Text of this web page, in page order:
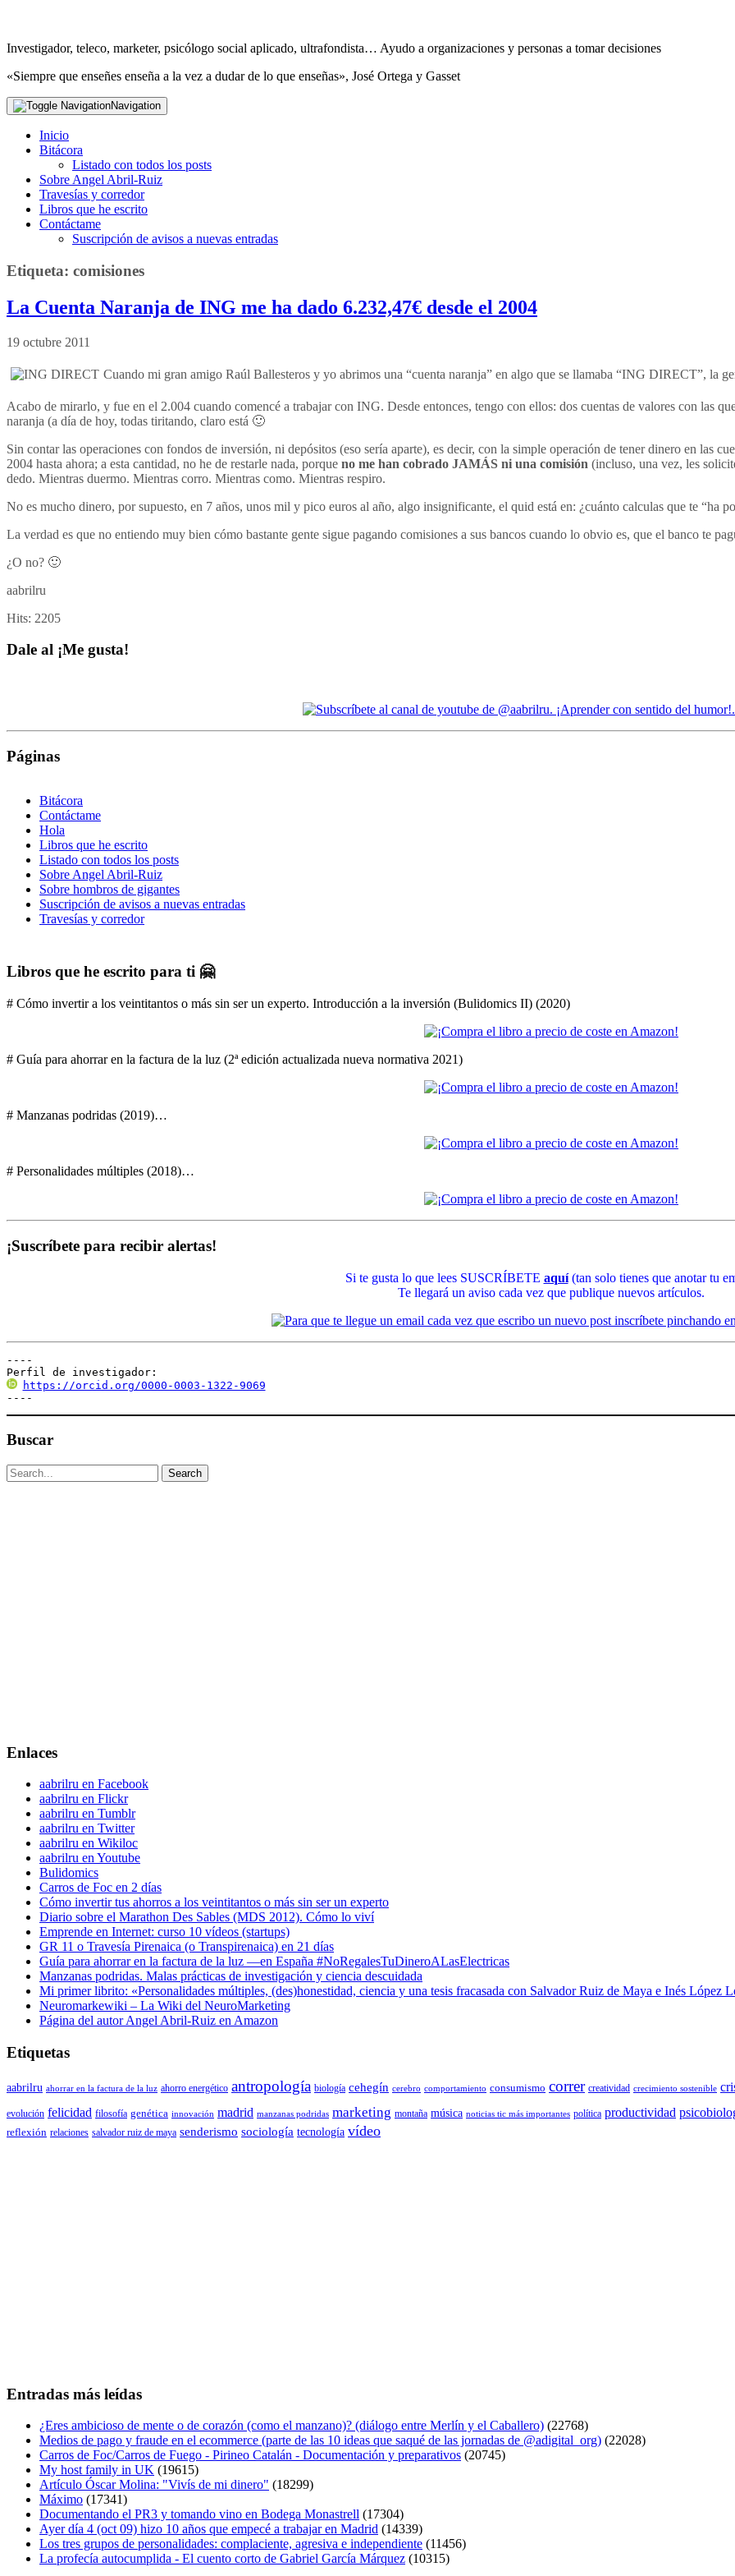
Investigador, teleco, marketer, psicólogo social aplicado, ultrafondista… Ayudo a organizaciones y personas a tomar decisiones
«Siempre que enseñes enseña a la vez a dudar de lo que enseñas», José Ortega y Gasset
Navigation
Inicio
Bitácora
Listado con todos los posts
Sobre Angel Abril-Ruiz
Travesías y corredor
Libros que he escrito
Contáctame
Suscripción de avisos a nuevas entradas
Etiqueta: comisiones
La Cuenta Naranja de ING me ha dado 6.232,47€ desde el 2004
19 octubre 2011
Cuando mi gran amigo Raúl Ballesteros y yo abrimos una “cuenta naranja” en algo que se llamaba “ING DIRECT”, la
Acabo de mirarlo, y fue en el 2.004 cuando comencé a trabajar con ING. Desde entonces, tengo con ellos: dos cuentas de valores con las
naranja (a día de hoy, todas tiritando, claro está 🙂
Sin contar las operaciones con fondos de inversión, ni depósitos (eso sería aparte), es decir, con la simple operación de tener dinero en las
2004 hasta ahora; a esta cantidad, no he de restarle nada, porque no me han cobrado JAMÁS ni una comisión (incluso, una vez, les
dedo. Mientras duermo. Mientras corro. Mientras como. Mientras respiro.
No es mucho dinero, por supuesto, en 7 años, unos mil y pico euros al año, algo insignificante, el quid está en: ¿cuánto calculas que te “ha
La verdad es que no entiendo muy bien cómo bastante gente sigue pagando comisiones a sus bancos cuando lo obvio es, que el banco te
¿O no? 🙂
aabrilru
Hits: 2205
Dale al ¡Me gusta!
Páginas
Bitácora
Contáctame
Hola
Libros que he escrito
Listado con todos los posts
Sobre Angel Abril-Ruiz
Sobre hombros de gigantes
Suscripción de avisos a nuevas entradas
Travesías y corredor
Libros que he escrito para ti 🤗
# Cómo invertir a los veintitantos o más sin ser un experto. Introducción a la inversión (Bulidomics II) (2020)
# Guía para ahorrar en la factura de la luz (2ª edición actualizada nueva normativa 2021)
# Manzanas podridas (2019)…
# Personalidades múltiples (2018)…
¡Suscríbete para recibir alertas!
Si te gusta lo que lees SUSCRÍBETE aquí(tan solo tienes que anotar tu
Te llegará un aviso cada vez que publique nuevos artículos.
----
Perfil de investigador:
https://orcid.org/0000-0003-1322-9069
----
Buscar
Enlaces
aabrilru en Facebook
aabrilru en Flickr
aabrilru en Tumblr
aabrilru en Twitter
aabrilru en Wikiloc
aabrilru en Youtube
Bulidomics
Carros de Foc en 2 días
Cómo invertir tus ahorros a los veintitantos o más sin ser un experto
Diario sobre el Marathon Des Sables (MDS 2012). Cómo lo viví
Emprende en Internet: curso 10 vídeos (startups)
GR 11 o Travesía Pirenaica (o Transpirenaica) en 21 días
Guía para ahorrar en la factura de la luz —en España #NoRegalesTuDineroALasElectricas
Manzanas podridas. Malas prácticas de investigación y ciencia descuidada
Mi primer librito: «Personalidades múltiples, (des)honestidad, ciencia y una tesis fracasada con Salvador Ruiz de Maya e Inés López
Neuromarkewiki – La Wiki del NeuroMarketing
Página del autor Angel Abril-Ruiz en Amazon
Etiquetas
aabrilru ahorrar en la factura de la luz ahorro energético antropología biología cehegín cerebro comportamiento consumismo correr creatividad crecimiento sostenible
evolución felicidad filosofía genética innovación madrid manzanas podridas marketing montaña música noticias tic más importantes política productividad
reflexión relaciones salvador ruiz de maya senderismo sociología tecnología vídeo
Entradas más leídas
¿Eres ambicioso de mente o de corazón (como el manzano)? (diálogo entre Merlín y el Caballero) (22768)
Medios de pago y fraude en el ecommerce (parte de las 10 ideas que saqué de las jornadas de @adigital_org) (22028)
Carros de Foc/Carros de Fuego - Pirineo Catalán - Documentación y preparativos (20745)
My host family in UK (19615)
Artículo Óscar Molina: "Vivís de mi dinero" (18299)
Máximo (17341)
Documentando el PR3 y tomando vino en Bodega Monastrell (17304)
Ayer día 4 (oct 09) hizo 10 años que empecé a trabajar en Madrid (14339)
Los tres grupos de personalidades: complaciente, agresiva e independiente (11456)
La profecía autocumplida - El cuento corto de Gabriel García Márquez (10315)